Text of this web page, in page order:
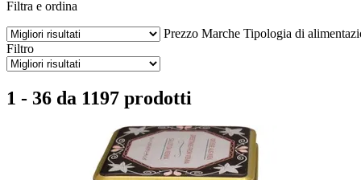
Filtra e ordina
Prezzo Marche Tipologia di
Filtro
1 - 36 da 1197 prodotti